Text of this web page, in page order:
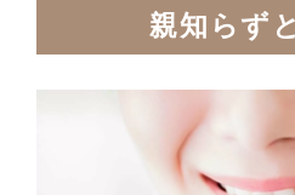
親知らず